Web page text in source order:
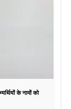
के नामों को